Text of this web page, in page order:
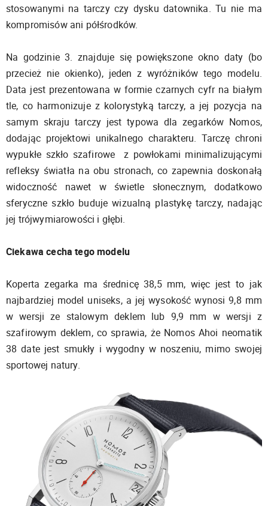
stosowanymi na tarczy czy dysku datownika. Tu nie ma
kompromisów ani półśrodków.
Na godzinie 3. znajduje się powiększone okno daty (bo
przecież nie okienko), jeden z wyróżników tego modelu.
Data jest prezentowana w formie czarnych cyfr na białym
tle, co harmonizuje z kolorystyką tarczy, a jej pozycja na
samym skraju tarczy jest typowa dla zegarków Nomos,
dodając projektowi unikalnego charakteru. Tarczę chroni
wypukłe szkło szafirowe z powłokami minimalizującymi
refleksy światła na obu stronach, co zapewnia doskonałą
widoczność nawet w świetle słonecznym, dodatkowo
sferyczne szkło buduje wizualną plastykę tarczy, nadając
jej trójwymiarowości i głębi.
Ciekawa cecha tego modelu
Koperta zegarka ma średnicę 38,5 mm, więc jest to jak
najbardziej model uniseks, a jej wysokość wynosi 9,8 mm
w wersji ze stalowym deklem lub 9,9 mm w wersji z
szafirowym deklem, co sprawia, że Nomos Ahoi neomatik
38 date jest smukły i wygodny w noszeniu, mimo swojej
sportowej natury.